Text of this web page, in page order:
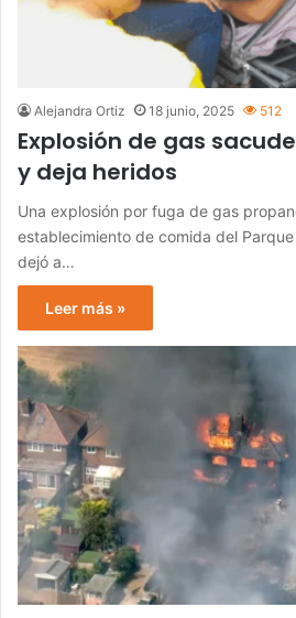
Alejandra Ortiz 18 junio, 2025 512
Explosión de gas
y deja heridos
Una explosión por fuga de gas
establecimiento de comida del
dejó a…
Leer más »